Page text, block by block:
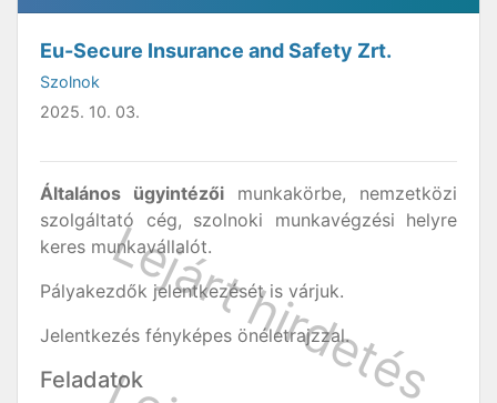
Eu-Secure Insurance and Safety Zrt.
Szolnok
2025. 10. 03.
Általános ügyintézői munkakörbe, nemzetközi
szolgáltató cég, szolnoki munkavégzési helyre
keres munkavállalót.
Pályakezdők jelentkezését is várjuk.
Jelentkezés fényképes önéletrajzzal.
Feladatok